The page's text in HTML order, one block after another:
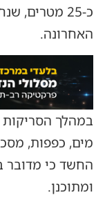
כ-25
האחרונה.
במהלך הסריקות
מים, כפפות,
החשד כי מדובר
ומתוכנן.